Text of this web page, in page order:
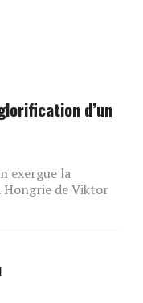
d’un
exergue la
de Viktor